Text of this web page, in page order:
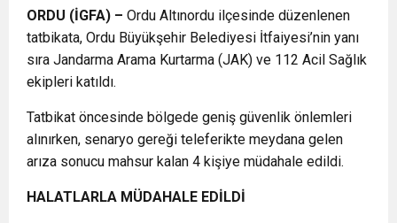
ORDU (İGFA) – Ordu Altınordu ilçesinde düzenlenen
tatbikata, Ordu Büyükşehir Belediyesi İtfaiyesi’nin yanı
sıra Jandarma Arama Kurtarma (JAK) ve 112 Acil Sağlık
ekipleri katıldı.
Tatbikat öncesinde bölgede geniş güvenlik önlemleri
alınırken, senaryo gereği teleferikte meydana gelen
arıza sonucu mahsur kalan 4 kişiye müdahale edildi.
HALATLARLA MÜDAHALE EDİLDİ